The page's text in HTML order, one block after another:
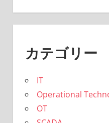
カテゴリー
IT
Operational
OT